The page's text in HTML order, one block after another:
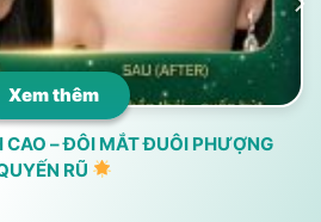
– ĐÔI MẮT ĐUÔI PHƯỢNG
RŨ
Xem thêm